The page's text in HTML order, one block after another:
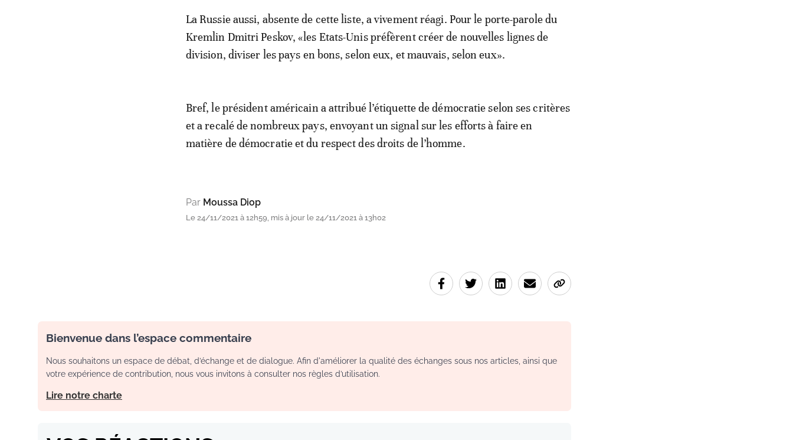
La Russie aussi, absente de cette liste, a vivement réagi. Pour le porte-parole du
Kremlin Dmitri Peskov, «les Etats-Unis préfèrent créer de nouvelles lignes de
division, diviser les pays en bons, selon eux, et mauvais, selon eux».
Bref, le président américain a attribué l’étiquette de démocratie selon ses critères
et a recalé de nombreux pays, envoyant un signal sur les efforts à faire en
matière de démocratie et du respect des droits de l’homme.
Par Moussa Diop
Le 24/11/2021 à 12h59, mis à jour le 24/11/2021 à 13h02
Bienvenue dans l’espace commentaire
Nous souhaitons un espace de débat, d’échange et de dialogue. Afin d'améliorer la qualité des échanges sous nos articles, ainsi que
votre expérience de contribution, nous vous invitons à consulter nos règles d’utilisation.
Lire notre charte